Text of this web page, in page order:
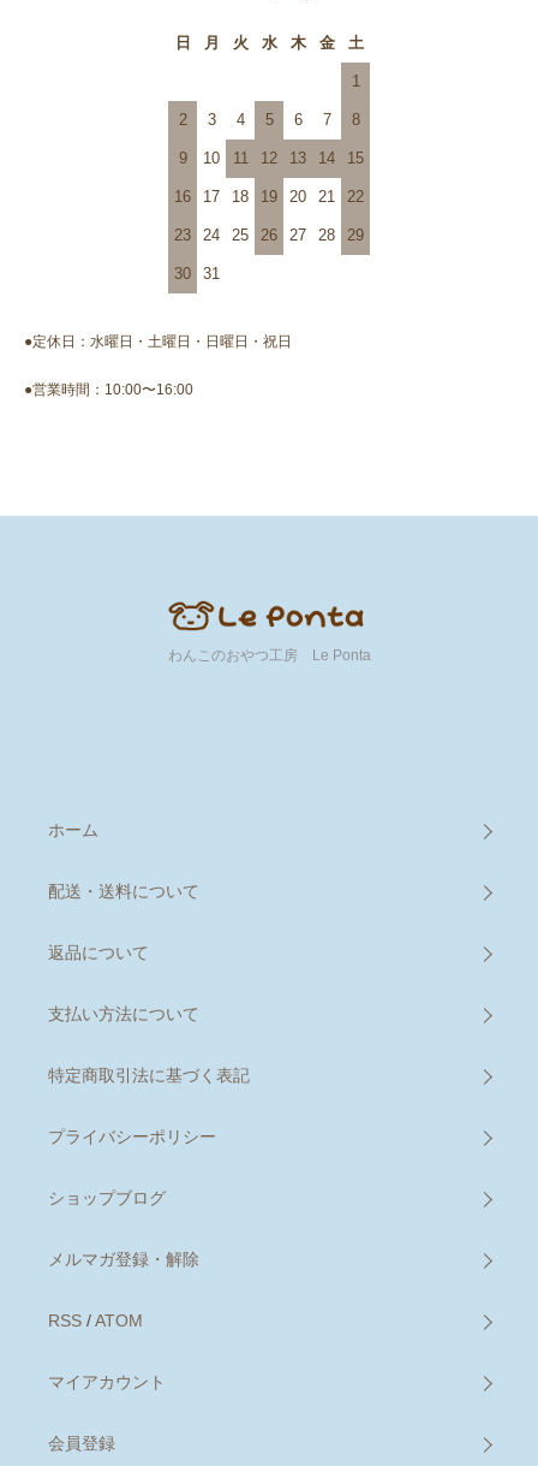
日 月 火 水 木 金 土
1
2 3 4 5 6 7 8
9 10 11 12 13 14 15
16 17 18 19 20 21 22
23 24 25 26 27 28 29
30 31
●定休日：水曜日・土曜日・日曜日・祝日
●営業時間：10:00〜16:00
わんこのおやつ工房 Le Ponta
ホーム
配送・送料について
返品について
支払い方法について
特定商取引法に基づく表記
プライバシーポリシー
ショップブログ
メルマガ登録・解除
RSS /ATOM
マイアカウント
会員登録